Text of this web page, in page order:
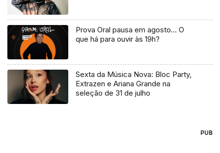
Prova Oral pausa em agosto… O
que há para ouvir às 19h?
Sexta da Música Nova: Bloc Party,
Extrazen e Ariana Grande na
seleção de 31 de julho
PUB